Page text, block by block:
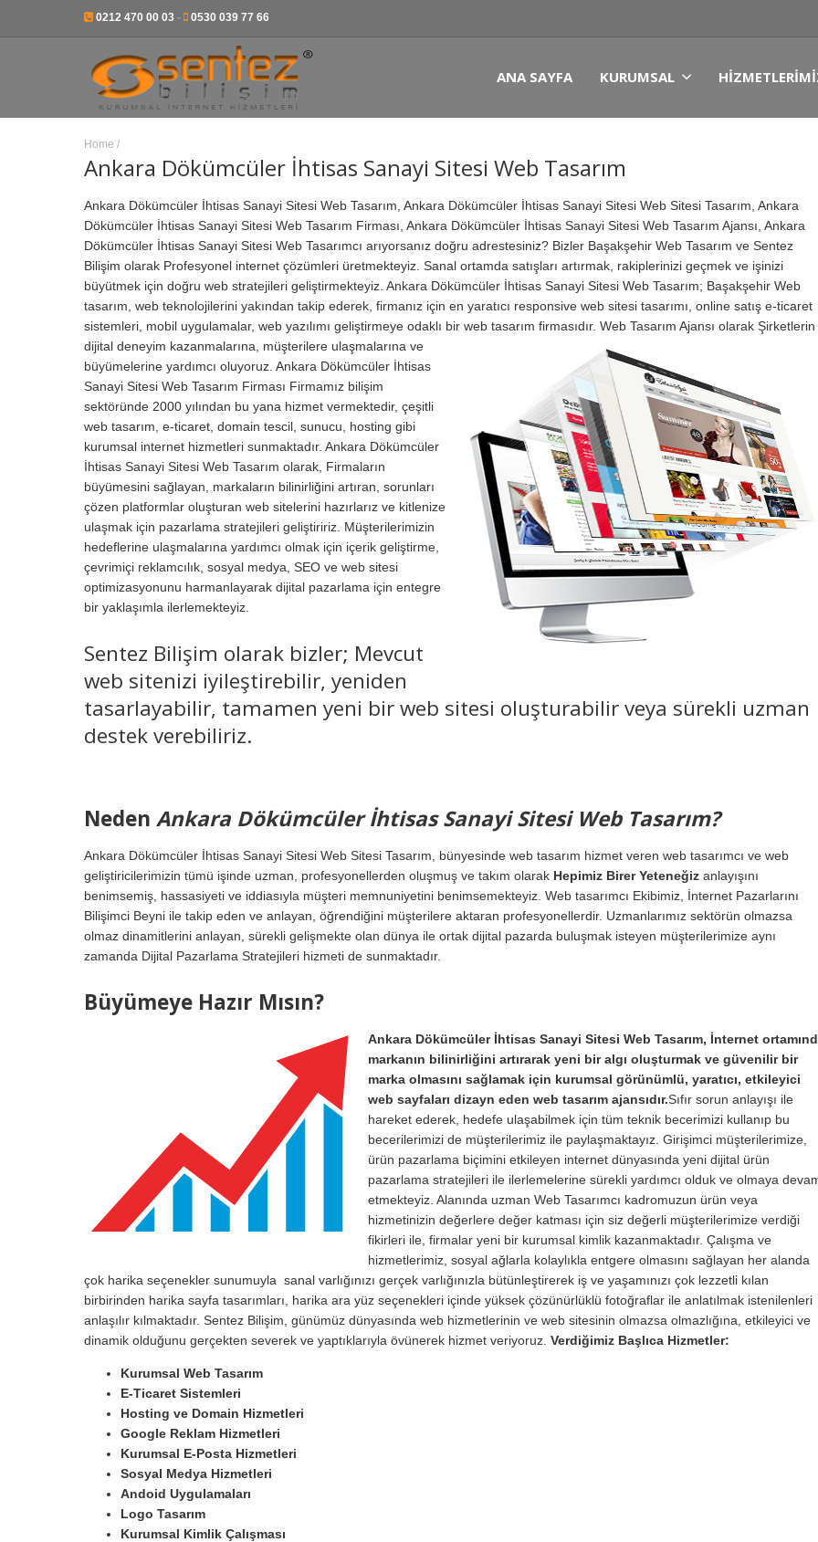
0212 470 00 03 - 0530 039 77 66
ANA SAYFA KURUMSAL
Home /
Ankara Dökümcüler İhtisas Sanayi Sitesi Web Tasarım
Ankara Dökümcüler İhtisas Sanayi Sitesi Web Tasarım, Ankara Dökümcüler İhtisas Sanayi Sitesi Web Sitesi Tasarım, Ankara
Dökümcüler İhtisas Sanayi Sitesi Web Tasarım Firması, Ankara Dökümcüler İhtisas Sanayi Sitesi Web Tasarım Ajansı, Ankara
Dökümcüler İhtisas Sanayi Sitesi Web Tasarımcı arıyorsanız doğru adrestesiniz? Bizler Başakşehir Web Tasarım ve Sentez
Bilişim olarak Profesyonel internet çözümleri üretmekteyiz. Sanal ortamda satışları artırmak, rakiplerinizi geçmek ve işinizi
büyütmek için doğru web stratejileri geliştirmekteyiz. Ankara Dökümcüler İhtisas Sanayi Sitesi Web Tasarım; Başakşehir Web
tasarım, web teknolojilerini yakından takip ederek, firmanız için en yaratıcı responsive web sitesi tasarımı, online satış e-ticaret
sistemleri, mobil uygulamalar, web yazılımı geliştirmeye odaklı bir web tasarım firmasıdır. Web Tasarım Ajansı olarak Şirketlerin
dijital deneyim kazanmalarına, müşterilere ulaşmalarına ve
büyümelerine yardımcı oluyoruz. Ankara Dökümcüler İhtisas
Sanayi Sitesi Web Tasarım Firması Firmamız bilişim
sektöründe 2000 yılından bu yana hizmet vermektedir, çeşitli
web tasarım, e-ticaret, domain tescil, sunucu, hosting gibi
kurumsal internet hizmetleri sunmaktadır. Ankara Dökümcüler
İhtisas Sanayi Sitesi Web Tasarım olarak, Firmaların
büyümesini sağlayan, markaların bilinirliğini artıran, sorunları
çözen platformlar oluşturan web sitelerini hazırlarız ve kitlenize
ulaşmak için pazarlama stratejileri geliştiririz. Müşterilerimizin
hedeflerine ulaşmalarına yardımcı olmak için içerik geliştirme,
çevrimiçi reklamcılık, sosyal medya, SEO ve web sitesi
optimizasyonunu harmanlayarak dijital pazarlama için entegre
bir yaklaşımla ilerlemekteyiz.
Sentez Bilişim olarak bizler; Mevcut
web sitenizi iyileştirebilir, yeniden
tasarlayabilir, tamamen yeni bir web sitesi oluşturabilir veya sürekli uzman
destek verebiliriz.
Neden Ankara Dökümcüler İhtisas Sanayi Sitesi Web Tasarım?
Ankara Dökümcüler İhtisas Sanayi Sitesi Web Sitesi Tasarım, bünyesinde web tasarım hizmet veren web tasarımcı ve web
geliştiricilerimizin tümü işinde uzman, profesyonellerden oluşmuş ve takım olarak Hepimiz Birer Yeteneğiz anlayışını
benimsemiş, hassasiyeti ve iddiasıyla müşteri memnuniyetini benimsemekteyiz. Web tasarımcı Ekibimiz, İnternet Pazarlarını
Bilişimci Beyni ile takip eden ve anlayan, öğrendiğini müşterilere aktaran profesyonellerdir. Uzmanlarımız sektörün olmazsa
olmaz dinamitlerini anlayan, sürekli gelişmekte olan dünya ile ortak dijital pazarda buluşmak isteyen müşterilerimize aynı
zamanda Dijital Pazarlama Stratejileri hizmeti de sunmaktadır.
Büyümeye Hazır Mısın?
Ankara Dökümcüler İhtisas Sanayi Sitesi Web Tasarım, İnternet
markanın bilinirliğini artırarak yeni bir algı oluşturmak ve güvenilir bir
marka olmasını sağlamak için kurumsal görünümlü, yaratıcı, etkileyici
web sayfaları dizayn eden web tasarım ajansıdır.Sıfır sorun anlayışı ile
hareket ederek, hedefe ulaşabilmek için tüm teknik becerimizi kullanıp bu
becerilerimizi de müşterilerimiz ile paylaşmaktayız. Girişimci müşterilerimize,
ürün pazarlama biçimini etkileyen internet dünyasında yeni dijital ürün
pazarlama stratejileri ile ilerlemelerine sürekli yardımcı olduk ve olmaya
etmekteyiz. Alanında uzman Web Tasarımcı kadromuzun ürün veya
hizmetinizin değerlere değer katması için siz değerli müşterilerimize verdiği
fikirleri ile, firmalar yeni bir kurumsal kimlik kazanmaktadır. Çalışma ve
hizmetlerimiz, sosyal ağlarla kolaylıkla entgere olmasını sağlayan her alanda
çok harika seçenekler sunumuyla sanal varlığınızı gerçek varlığınızla bütünleştirerek iş ve yaşamınızı çok lezzetli kılan
birbirinden harika sayfa tasarımları, harika ara yüz seçenekleri içinde yüksek çözünürlüklü fotoğraflar ile anlatılmak istenilenleri
anlaşılır kılmaktadır. Sentez Bilişim, günümüz dünyasında web hizmetlerinin ve web sitesinin olmazsa olmazlığına, etkileyici ve
dinamik olduğunu gerçekten severek ve yaptıklarıyla övünerek hizmet veriyoruz. Verdiğimiz Başlıca Hizmetler:
Kurumsal Web Tasarım
E-Ticaret Sistemleri
Hosting ve Domain Hizmetleri
Google Reklam Hizmetleri
Kurumsal E-Posta Hizmetleri
Sosyal Medya Hizmetleri
Andoid Uygulamaları
Logo Tasarım
Kurumsal Kimlik Çalışması